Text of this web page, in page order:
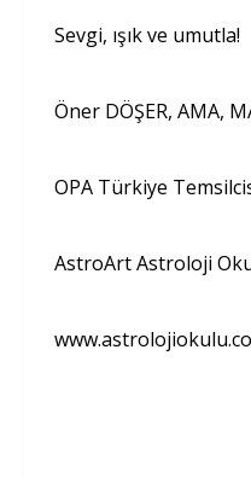
Sevgi, ışık ve umutla!
Öner DÖŞER, AMA,
OPA Türkiye
AstroArt Astroloji